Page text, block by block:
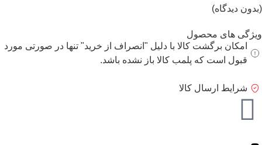
(بدون دیدگاه)
ویژگی های محصول
امکان برگشت کالا با دلیل "انصراف از خرید" تنها در صورتی مورد
قبول است که پلمب کالا باز نشده باشد.
شرایط ارسال کالا